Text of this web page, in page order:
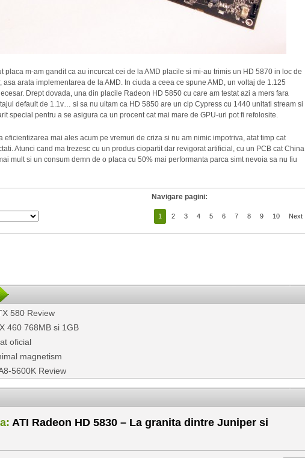
placa m-am gandit ca au incurcat cei de la AMD placile si mi-au trimis un HD 5870 in loc de
asa arata implementarea de la AMD. In ciuda a ceea ce spune AMD, un voltaj de 1.125
Drept dovada, una din placile Radeon HD 5850 cu care am testat azi a mers fara
default de 1.1v… si sa nu uitam ca HD 5850 are un cip Cypress cu 1440 unitati stream si
special pentru a se asigura ca un procent cat mai mare de GPU-uri pot fi refolosite.
eficientizarea mai ales acum pe vremuri de criza si nu am nimic impotriva, atat timp cat
Atunci cand ma trezesc cu un produs ciopartit dar revigorat artificial, cu un PCB cat China
mult si un consum demn de o placa cu 50% mai performanta parca simt nevoia sa nu fiu
Navigare pagini:
1 2 3 4 5 6 7 8 9 10 Next
580 Review
460 768MB si 1GB
oficial
magnetism
5600K Review
ATI Radeon HD 5830 – La granita dintre Juniper si